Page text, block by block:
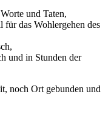
und Taten,
für das Wohlergehen des
und in Stunden der
noch Ort gebunden und